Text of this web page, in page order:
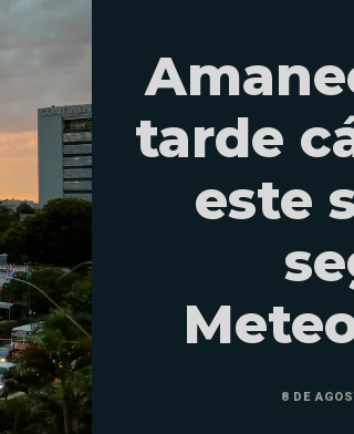
tarde
este
8 DE